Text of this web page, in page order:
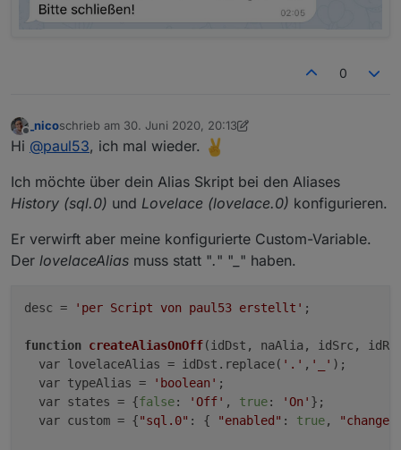
0
Offline
_nicoschrieb am 30. Juni 2020, 20:13
zuletzt editiert von _nico
Hi @paul53, ich mal wieder.
Ich möchte über dein Alias Skript bei den Aliases
History (sql.0) und Lovelace (lovelace.0) konfigurieren.
Er verwirft aber meine konfigurierte Custom-Variable.
Der lovelaceAlias muss statt "." " " haben.
desc = 'per Script von paul53 erstellt' ;
function createAliasOnOff(idDst, naAlia, idSrc,
  var lovelaceAlias = idDst.replace(
'.' , '_' );
  var typeAlias =
'boolean' ;
  var states = {
false: 'Off' , true: 'On' };
  var custom = {
"sql.0" : { "enabled" : true,